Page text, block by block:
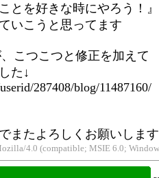
とを好きな時にやろう！
いこうと思ってます
こつこつと修正を加えて
た↓
287408/blog/11487160/
またよろしくお願いします
4.0 (compatible; MSIE 6.0;